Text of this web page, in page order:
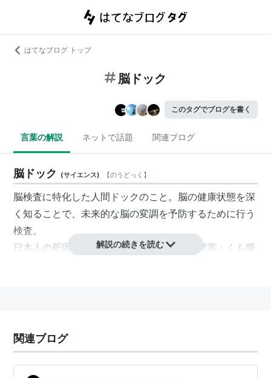
はてなブログ トップ
脳ドック
このタグでブログを書く
言葉の解説 ネットで話題 関連ブログ
脳ドック (サイエンス) 【のうどっく 】
脳検査に特化した人間ドックのこと。脳の健康状態を深
く知ることで、未来的な脳の変調を予防するために行う
検査。
日本人の死因に多い、脳出血・脳卒中・脳梗塞・くも膜
やもや病、認知症など早期発見が可能だと言われてい
る。
解説の続きを読む
関連ブログ